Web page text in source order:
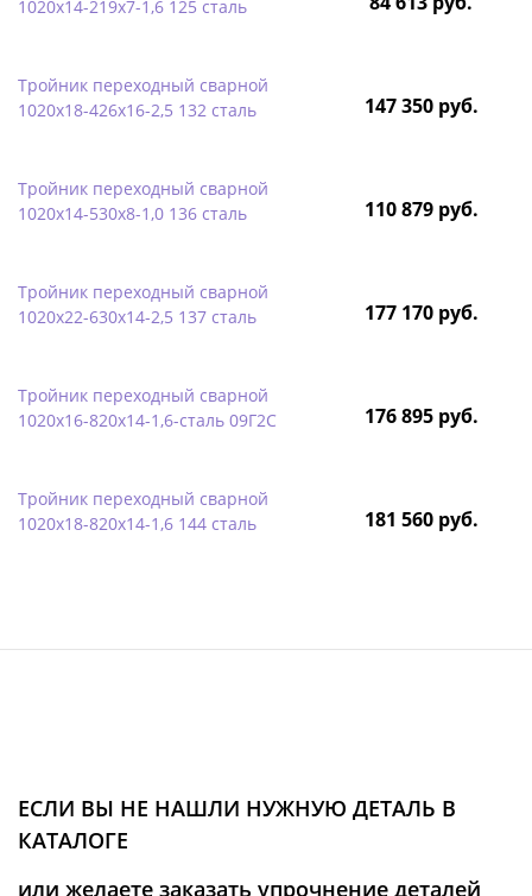
1020х14-219х7-1,6 125 сталь
Тройник переходный сварной
1020х18-426х16-2,5 132 сталь
147 350 руб.
Тройник переходный сварной
1020х14-530х8-1,0 136 сталь
110 879 руб.
Тройник переходный сварной
1020х22-630х14-2,5 137 сталь
177 170 руб.
Тройник переходный сварной
1020х16-820х14-1,6-сталь 09Г2С
176 895 руб.
Тройник переходный сварной
1020х18-820х14-1,6 144 сталь
181 560 руб.
ЕСЛИ ВЫ НЕ НАШЛИ НУЖНУЮ ДЕТАЛЬ В
КАТАЛОГЕ
или желаете заказать упрочнение деталей